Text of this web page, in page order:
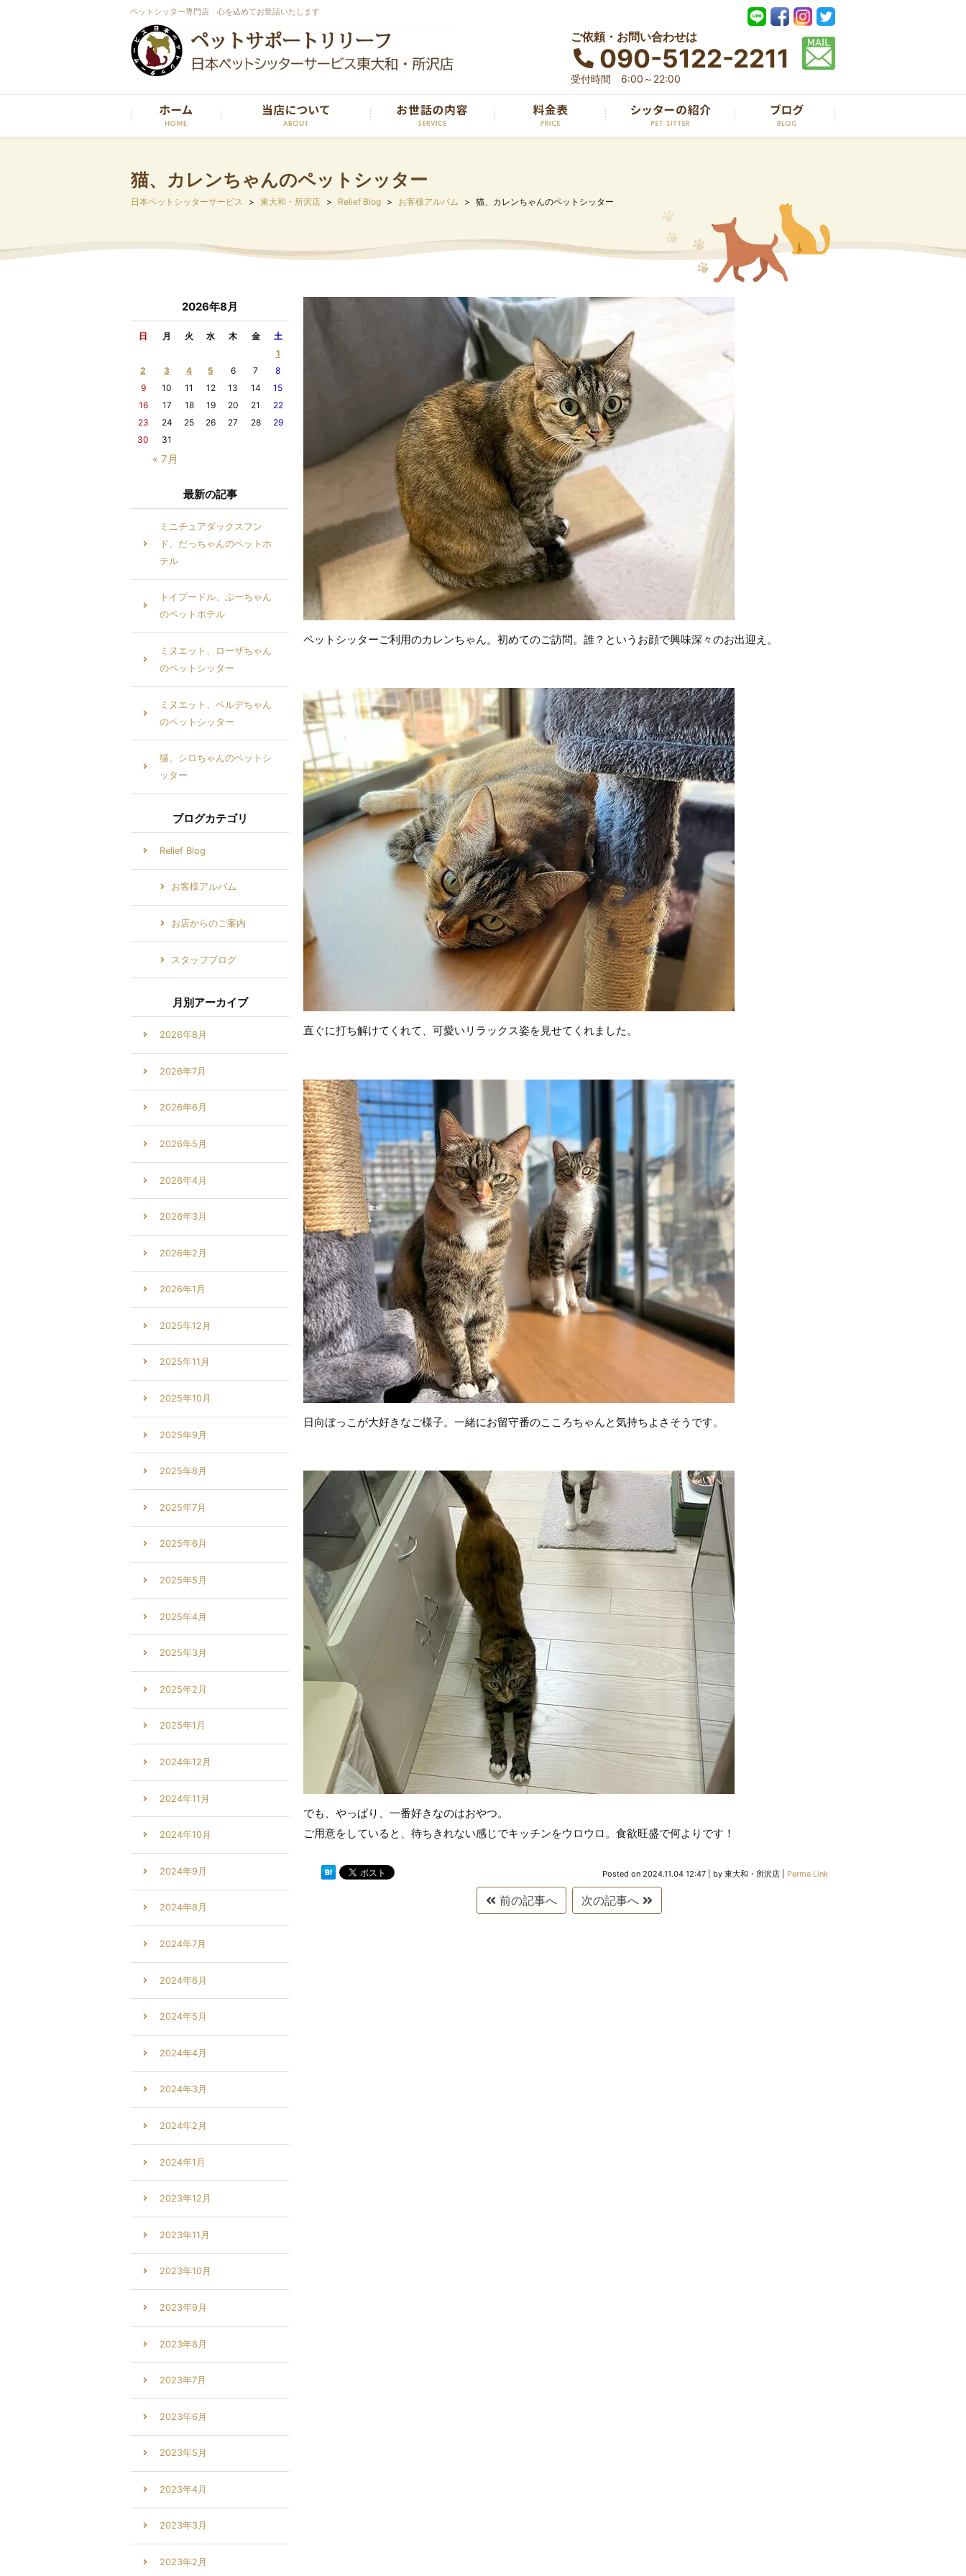
ペットシッター専門店 心を込めてお世話いたします
ご依頼・お問い合わせは
090-5122-2211
受付時間 6:00～22:00
猫、カレンちゃんのペットシッター
日本ペットシッターサービス 東大和・所沢店 Relief Blog お客様アルバム 猫、カレンちゃんのペットシッター
ペットシッターご利用のカレンちゃん。初めてのご訪問。誰？というお顔で興味深々のお出迎え。
直ぐに打ち解けてくれて、可愛いリラックス姿を見せてくれました。
日向ぼっこが大好きなご様子。一緒にお留守番のこころちゃんと気持ちよさそうです。
でも、やっぱり、一番好きなのはおやつ。
ご用意をしていると、待ちきれない感じでキッチンをウロウロ。食欲旺盛で何よりです！
Posted on 2024.11.04 12:47 by 東大和・所沢店 Perma Link
前の記事へ 次の記事へ
2026年8月
日 月 火 水 木 金 土
« 7月
1
2
3 4 5 6 7
8
9
10 11 12 13 14
15
16
17 18 19 20 21
22
23
24 25 26 27 28
29
30
31
最新の記事
ミニチュアダックスフン
ド、だっちゃんのペットホ
テル
トイプードル、ぷーちゃん
のペットホテル
ミヌエット、ローザちゃん
のペットシッター
ミヌエット、ベルデちゃん
のペットシッター
猫、シロちゃんのペットシ
ッター
ブログカテゴリ
Relief Blog
お客様アルバム
お店からのご案内
スタッフブログ
月別アーカイブ
2026年8月
2026年7月
2026年6月
2026年5月
2026年4月
2026年3月
2026年2月
2026年1月
2025年12月
2025年11月
2025年10月
2025年9月
2025年8月
2025年7月
2025年6月
2025年5月
2025年4月
2025年3月
2025年2月
2025年1月
2024年12月
2024年11月
2024年10月
2024年9月
2024年8月
2024年7月
2024年6月
2024年5月
2024年4月
2024年3月
2024年2月
2024年1月
2023年12月
2023年11月
2023年10月
2023年9月
2023年8月
2023年7月
2023年6月
2023年5月
2023年4月
2023年3月
2023年2月